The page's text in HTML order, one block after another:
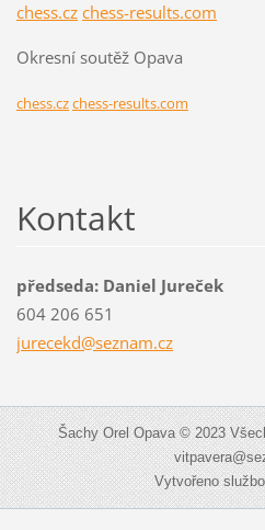
chess.cz chess-results.com
Okresní soutěž Opava
chess.czchess-results.com
Kontakt
předseda: Daniel Jureček
604 206 651
jurecekd@seznam.cz
Šachy Orel Opava © 2023
Vytvořeno